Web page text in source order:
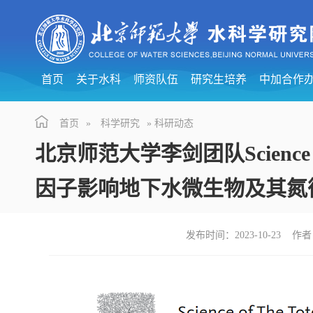
首页 关于水科 师资队伍 研究生培养 中加合作
首页 » 科学研究 » 科研动态
北京师范大学李剑团队
因子影响地下水微生物及其
发布时间：2023-10-23 作